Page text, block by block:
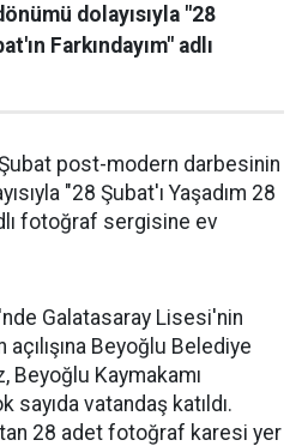
dolayısıyla "28
Farkındayım" adlı
post-modern darbesinin
"28 Şubat'ı Yaşadım 28
fotoğraf sergisine ev
Galatasaray Lisesi'nin
Beyoğlu Belediye
Beyoğlu Kaymakamı
vatandaş katıldı.
28 adet fotoğraf karesi yer